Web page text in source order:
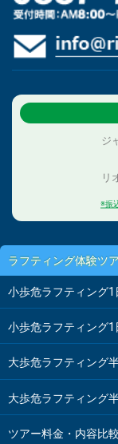
ジ
リ
※振
ラフティング体験ツ
小歩危ラフティング1
小歩危ラフティング1
大歩危ラフティング
大歩危ラフティング
ツアー料金・内容比